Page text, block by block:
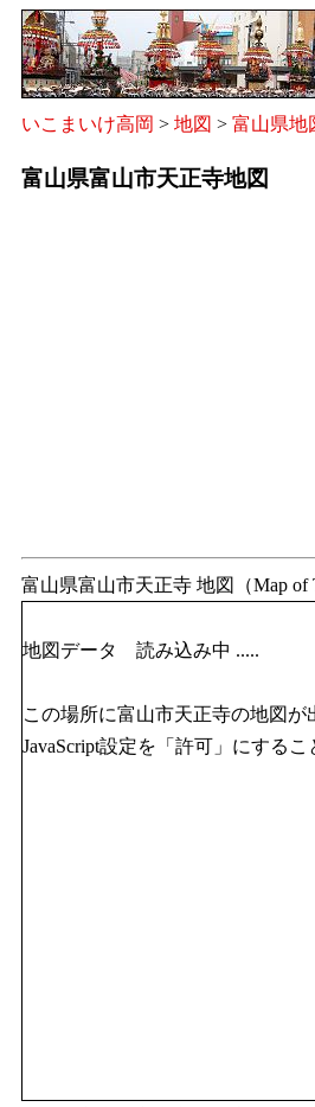
いこまいけ高岡 > 地図 > 富山県地
富山県富山市天正寺地図
富山県富山市天正寺 地図（Map of
地図データ 読み込み中 .....
この場所に富山市天正寺の地図
JavaScript設定を「許可」にする